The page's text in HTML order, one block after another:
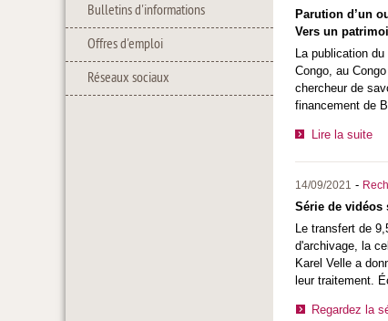
Bulletins d'informations
Offres d'emploi
Réseaux sociaux
Parution d’un
Vers un
La publication du
Congo, au
chercheur de
financement de
Lire la suite
14/09/2021 -
Série de vidéos
Le transfert de
d'archivage, la
Karel Velle a
leur traitement.
Regardez la